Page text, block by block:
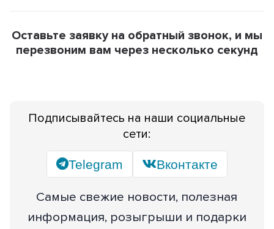
Оставьте заявку на обратный звонок, и мы
перезвоним вам через несколько секунд
Подписывайтесь на наши социальные
сети:
Telegram Вконтакте
Самые свежие новости, полезная
информация, розыгрыши и подарки